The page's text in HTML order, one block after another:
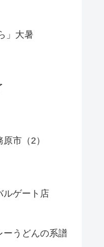
」大暑
市（2）
ルゲート店
ーうどんの系譜